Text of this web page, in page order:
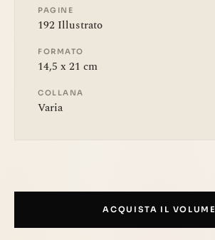
PAGINE
192 Illustrato
FORMATO
14,5 x 21 cm
COLLANA
Varia
ACQUISTA IL VOLUME